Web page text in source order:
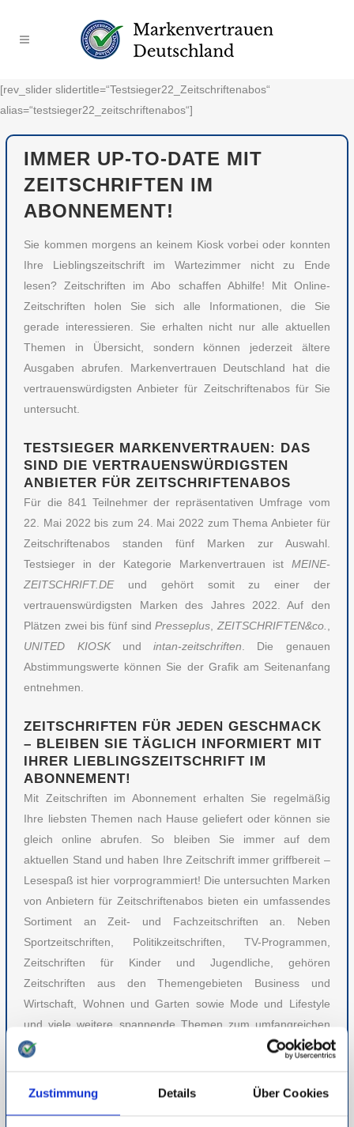
Zustimmung Details Über Cookies
[rev_slider slidertitle=“Testsieger22_Zeitschriftenabos“
alias=“testsieger22_zeitschriftenabos“]
IMMER UP-TO-DATE MIT
ZEITSCHRIFTEN IM
ABONNEMENT!
Sie kommen morgens an keinem Kiosk vorbei oder konnten
Ihre Lieblingszeitschrift im Wartezimmer nicht zu Ende
lesen? Zeitschriften im Abo schaffen Abhilfe! Mit Online-
Zeitschriften holen Sie sich alle Informationen, die Sie
gerade interessieren. Sie erhalten nicht nur alle aktuellen
Themen in Übersicht, sondern können jederzeit ältere
Ausgaben abrufen. Markenvertrauen Deutschland hat die
vertrauenswürdigsten Anbieter für Zeitschriftenabos für Sie
untersucht.
TESTSIEGER MARKENVERTRAUEN: DAS
SIND DIE VERTRAUENSWÜRDIGSTEN
ANBIETER FÜR ZEITSCHRIFTENABOS
Für die 841 Teilnehmer der repräsentativen Umfrage vom
22. Mai 2022 bis zum 24. Mai 2022 zum Thema Anbieter für
Zeitschriftenabos standen fünf Marken zur Auswahl.
Testsieger in der Kategorie Markenvertrauen ist MEINE-
ZEITSCHRIFT.DE und gehört somit zu einer der
vertrauenswürdigsten Marken des Jahres 2022. Auf den
Plätzen zwei bis fünf sindPresseplus ZEITSCHRIFTEN&co.
UNITED KIOSK undintan-zeitschriften . Die genauen
Abstimmungswerte können Sie der Grafik am Seitenanfang
entnehmen.
ZEITSCHRIFTEN FÜR JEDEN GESCHMACK
– BLEIBEN SIE TÄGLICH INFORMIERT MIT
IHRER LIEBLINGSZEITSCHRIFT IM
ABONNEMENT!
Mit Zeitschriften im Abonnement erhalten Sie regelmäßig
Ihre liebsten Themen nach Hause geliefert oder können sie
gleich online abrufen. So bleiben Sie immer auf dem
aktuellen Stand und haben Ihre Zeitschrift immer griffbereit –
Lesespaß ist hier vorprogrammiert! Die untersuchten Marken
von Anbietern für Zeitschriftenabos bieten ein umfassendes
Sortiment an Zeit- und Fachzeitschriften an. Neben
Sportzeitschriften, Politikzeitschriften, TV-Programmen,
Zeitschriften für Kinder und Jugendliche, gehören
Zeitschriften aus den Themengebieten Business und
Wirtschaft, Wohnen und Garten sowie Mode und Lifestyle
und viele weitere spannende Themen zum umfangreichen
Produktangebot der Marken.
sondern auch Ihren Geldbeutel und erhalten Zeitschriften